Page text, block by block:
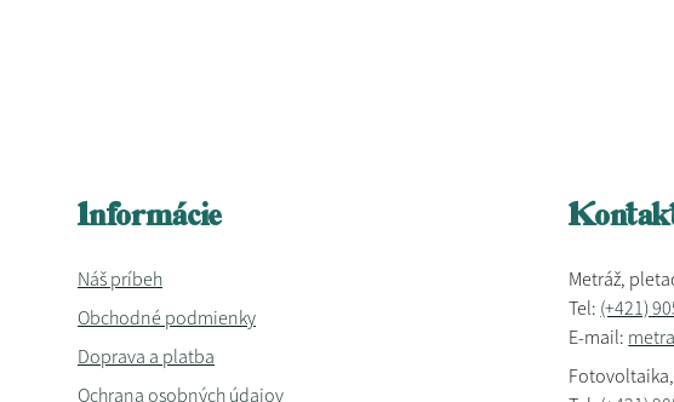
Informácie
Náš príbeh
Obchodné podmienky
Doprava a platba
Ochrana osobných údajov
Metráž,
Tel: (+421)
E-mail: